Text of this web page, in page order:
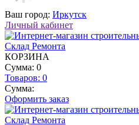
Ваш город: Иркутск
Личный кабинет
КОРЗИНА
Сумма: 0
Товаров: 0
Сумма:
Оформить заказ